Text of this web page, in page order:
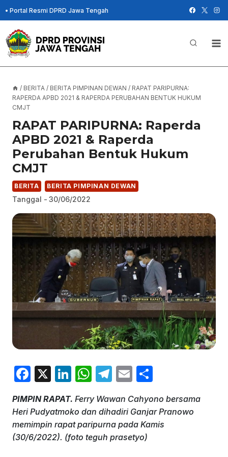
Skip
to
content
• Portal Resmi DPRD Jawa Tengah
/ BERITA / BERITA PIMPINAN DEWAN / RAPAT PARIPURNA:
RAPERDA APBD 2021 & RAPERDA PERUBAHAN BENTUK HUKUM
CMJT
RAPAT PARIPURNA: Raperda
APBD 2021 & Raperda
Perubahan Bentuk Hukum
CMJT
BERITA BERITA PIMPINAN DEWAN
Tanggal - 30/06/2022
F
c
e
b
X
Li
k
e
dI
W
at
s
A
T
e
gr
a
E
ai
l
ar
e
PIMPIN RAPAT. Ferry Wawan Cahyono bersama
Heri Pudyatmoko dan dihadiri Ganjar Pranowo
memimpin rapat paripurna pada Kamis
(30/6/2022). (foto teguh prasetyo)